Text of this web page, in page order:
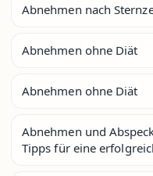
Abnehmen nach
Abnehmen ohne Diät
Abnehmen ohne Diät
Abnehmen und
Tipps für eine